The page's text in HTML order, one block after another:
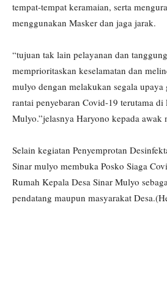
tempat-tempat keramaian, serta
menggunakan Masker dan jaga jarak.
“tujuan tak lain pelayanan dan
memprioritaskan keselamatan dan
mulyo dengan melakukan segala upaya
rantai penyebaran Covid-19 terutama di
Mulyo.”jelasnya Haryono kepada awak
Selain kegiatan Penyemprotan
Sinar mulyo membuka Posko Siaga
Rumah Kepala Desa Sinar Mulyo
pendatang maupun masyarakat